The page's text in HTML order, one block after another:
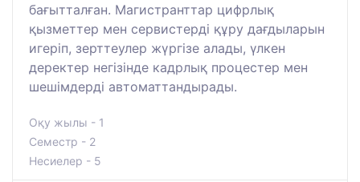
бағытталған. Магистранттар цифрлық
қызметтер мен сервистерді құру дағдыларын
игеріп, зерттеулер жүргізе алады, үлкен
деректер негізінде кадрлық процестер мен
шешімдерді автоматтандырады.
Оқу жылы - 1
Семестр - 2
Несиелер - 5